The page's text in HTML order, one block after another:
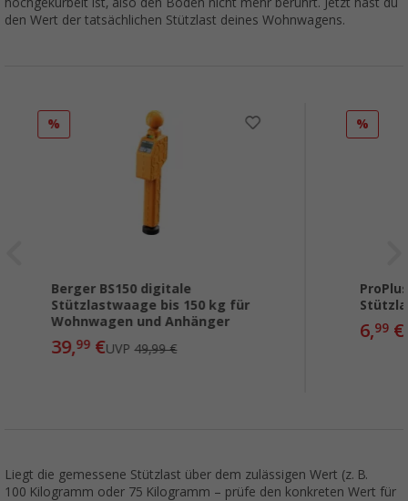
den Wert der tatsächlichen Stützlast deines Wohnwagens.
%
Berger BS150 digitale
Stützlastwaage bis 150 kg für
Wohnwagen und Anhänger
39,99 €UVP49,99 €
%
6,99 €
Liegt die gemessene Stützlast über dem zulässigen Wert (z. B.
100 Kilogramm oder 75 Kilogramm – prüfe den konkreten Wert für